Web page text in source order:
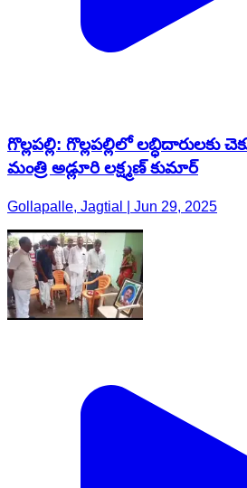
గొల్లపల్లి: గొల్లపల్లిలో లబ్ధిదారులకు
మంత్రి అడ్లూరి లక్ష్మణ్ కుమార్
Gollapalle, Jagtial | Jun 29, 2025